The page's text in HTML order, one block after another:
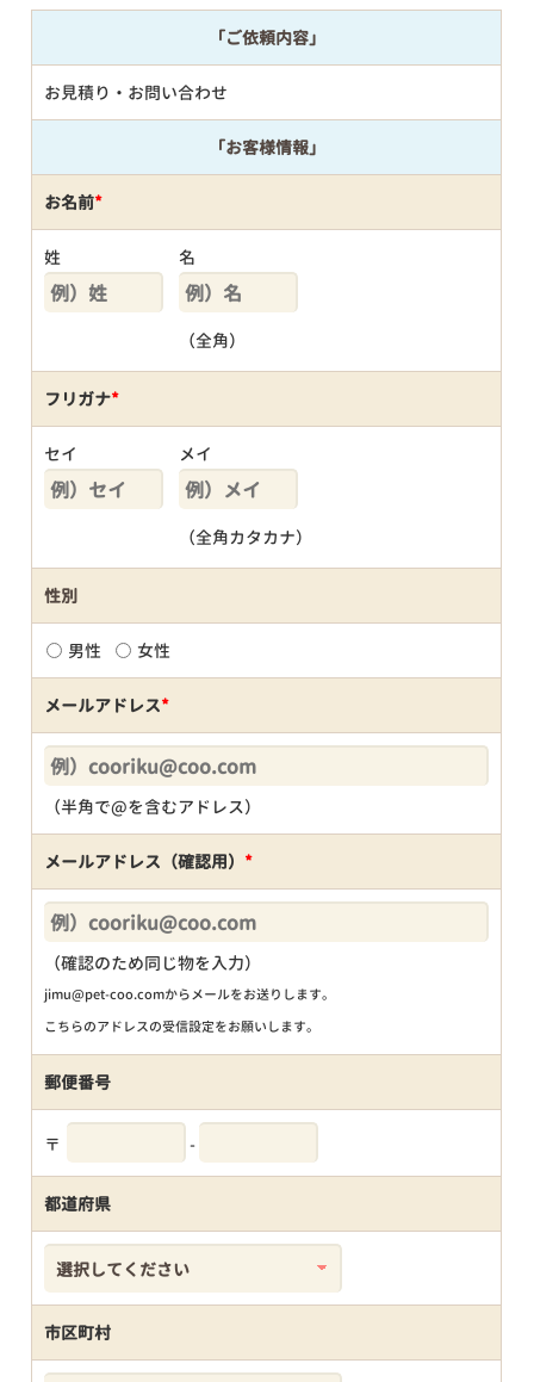
「ご依頼内容」
お見積り・お問い合わせ
「お客様情報」
お名前*
姓 名
（全角）
フリガナ*
セイ メイ
（全角カタカナ）
性別
男性 女性
メールアドレス*
（半角で@を含むアドレス）
メールアドレス（確認用） *
（確認のため同じ物を入力）
jimu@pet-coo.comからメールをお送りします。
こちらのアドレスの受信設定をお願いします。
郵便番号
〒 -
都道府県
市区町村